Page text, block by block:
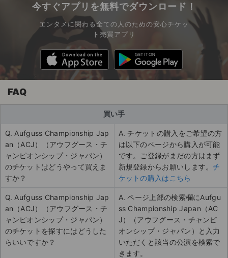
今すぐアプリを無料でダウンロード！
エンタメに関わる全ての人のための安心チケッ
ト売買アプリ
FAQ
買い手
Q. Aufguss Championship Jap
an（ACJ）（アウフグース・チ
ャンピオンシップ・ジャパン）
のチケットはどうやって買えま
すか？
A. チケットの購入をご希望の方
は以下のページから購入が可能
です。ご登録がまだの方はまず
新規登録からお願いします。 チ
ケットの購入はこちら
Q. Aufguss Championship Jap
an（ACJ）（アウフグース・チ
ャンピオンシップ・ジャパン）
のチケットを探すにはどうした
らいいですか？
A. ページ上部の検索欄にAufgu
ss Championship Japan（AC
J）（アウフグース・チャンピ
オンシップ・ジャパン）と入力
いただくと該当の公演を検索で
きます。